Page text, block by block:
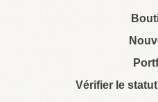
Vérifier le